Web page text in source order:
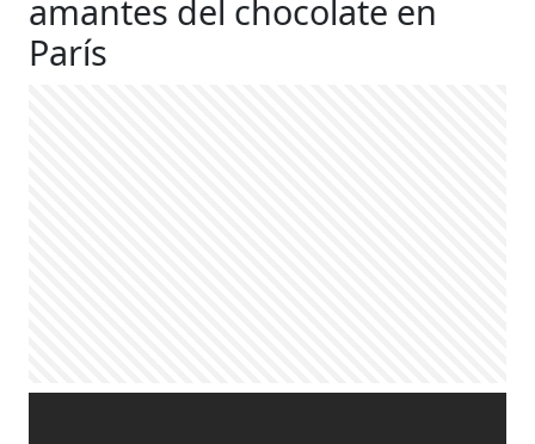
amantes del chocolate en
París